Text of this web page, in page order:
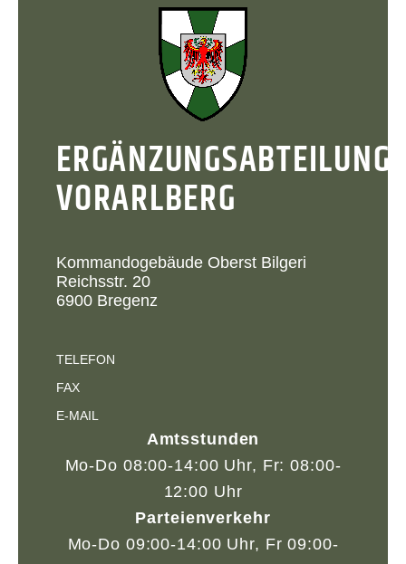
ERGÄNZUNGSABTEILUNG
VORARLBERG
Kommandogebäude Oberst Bilgeri
Reichsstr. 20
6900 Bregenz
TELEFON
FAX
E-MAIL
Amtsstunden
Mo-Do 08:00-14:00 Uhr, Fr: 08:00-
12:00 Uhr
Parteienverkehr
Mo-Do 09:00-14:00 Uhr, Fr 09:00-